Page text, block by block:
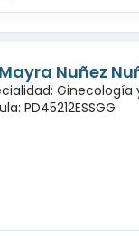
Nuñez
PD45212ESSGG